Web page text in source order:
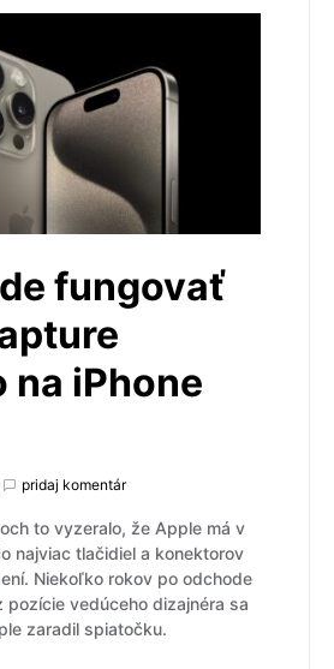
fungovať
iPhone
pridaj komentár
to vyzeralo, že Apple má v
najviac tlačidiel a konektorov
Niekoľko rokov po odchode
pozície vedúceho dizajnéra sa
zaradil spiatočku.